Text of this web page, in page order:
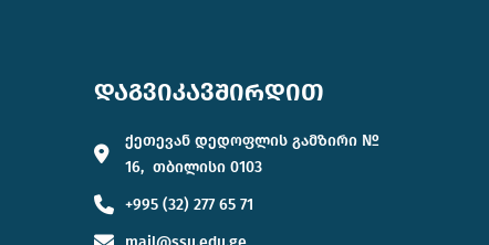
დაგვიკავშირდით
ქეთევან დედოფლის გამზირი №
16, თბილისი 0103
+995 (32) 277 65 71